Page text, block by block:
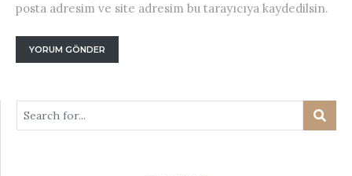
posta adresim ve site adresim bu tarayıcıya kaydedilsin.